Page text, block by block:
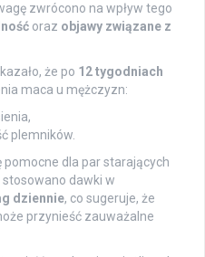
zwrócono na wpływ tego
oraz objawy związane z
że po 12 tygodniach
maca u mężczyzn:
plemników.
dla par starających
dawki w
dziennie, co sugeruje, że
przynieść zauważalne